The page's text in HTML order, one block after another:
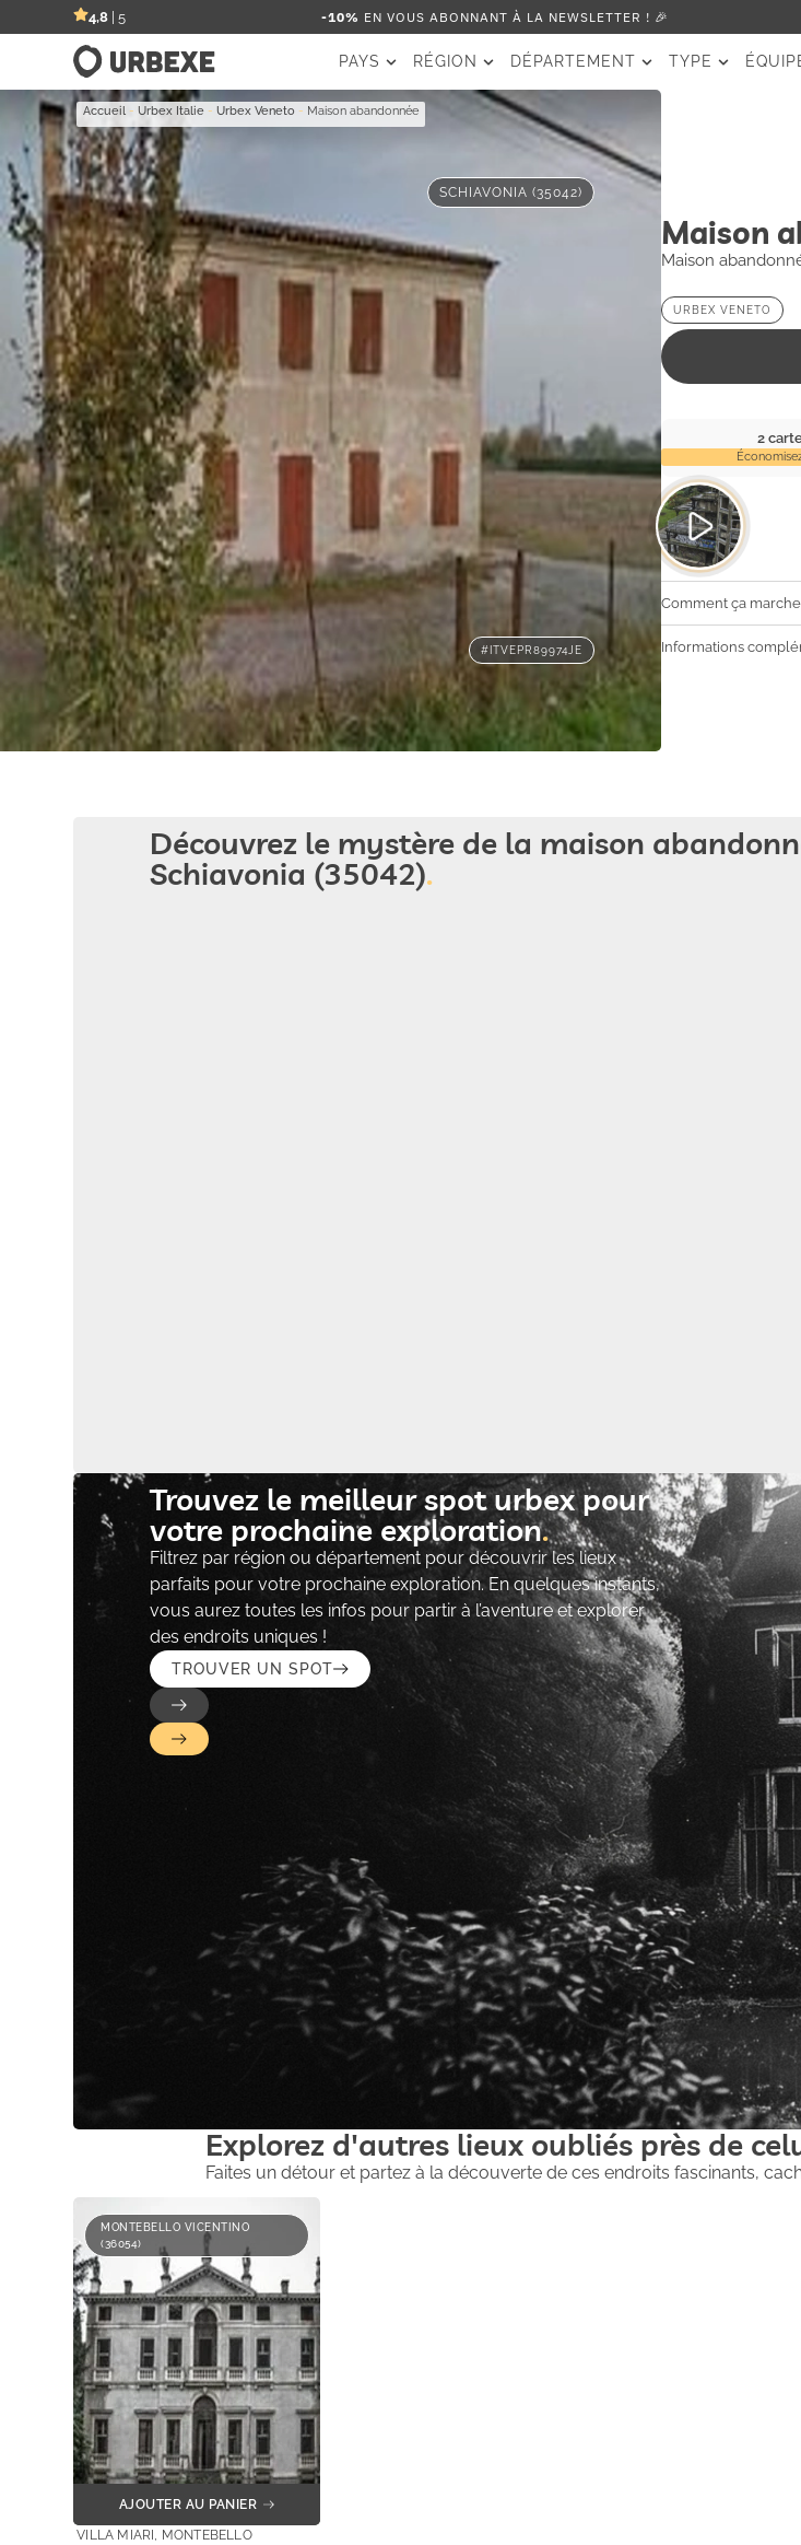
4,8 | 5 -10% EN VOUS ABONNANT À LA NEWSLETTER ! 🎉
PAYS RÉGION DÉPARTEMENT TYPE
Accueil -Urbex Italie -Urbex Veneto - Maison abandonnée
SCHIAVONIA (35042)
#ITVEPR89974JE
Maison
Maison
URBEX VENETO
2
Comment ça marche
Informations
Découvrez le mystère de la maison
Schiavonia (35042)
Trouvez le meilleur spot urbex pour
votre prochaine exploration​
Filtrez par région ou département pour découvrir les lieux
parfaits pour votre prochaine exploration. En quelques instants,
vous aurez toutes les infos pour partir à l’aventure et explorer
des endroits uniques !
TROUVER UN SPOT
Explorez d'autres lieux oubliés près de
Faites un détour et partez à la découverte de ces endroits fascinants,
MONTEBELLO VICENTINO
(36054)
AJOUTER AU PANIER
VILLA MIARI, MONTEBELLO